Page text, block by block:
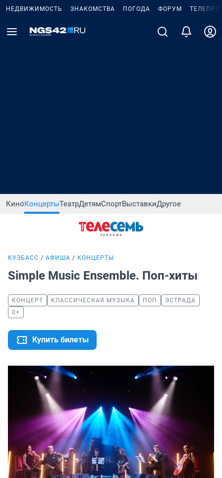
НЕДВИЖИМОСТЬ ЗНАКОМСТВА ПОГОДА ФОРУМ
КиноКонцертыТеатрДетямСпортВыставкиДругое
КУЗБАСС АФИША КОНЦЕРТЫ
Simple Music Ensemble. Поп-хиты
КОНЦЕРТ КЛАССИЧЕСКАЯ МУЗЫКА ПОП
ЭСТРАДА
0+
Купить билеты